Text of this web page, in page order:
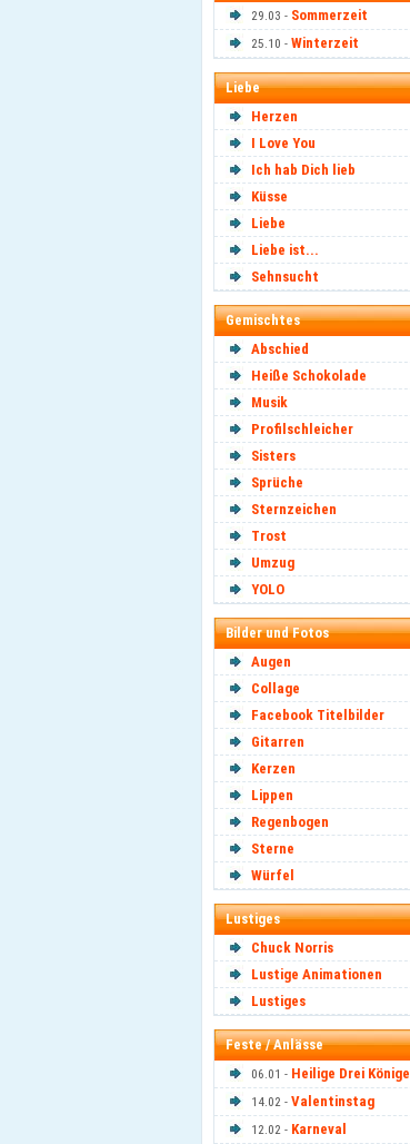
29.03 - Sommerzeit
25.10 - Winterzeit
Liebe
Herzen
I Love You
Ich hab Dich lieb
Küsse
Liebe
Liebe ist...
Sehnsucht
Gemischtes
Abschied
Heiße Schokolade
Musik
Profilschleicher
Sisters
Sprüche
Sternzeichen
Trost
Umzug
YOLO
Bilder und Fotos
Augen
Collage
Facebook Titelbilder
Gitarren
Kerzen
Lippen
Regenbogen
Sterne
Würfel
Lustiges
Chuck Norris
Lustige Animationen
Lustiges
Feste / Anlässe
06.01 - Heilige Drei Könige
14.02 - Valentinstag
12.02 - Karneval